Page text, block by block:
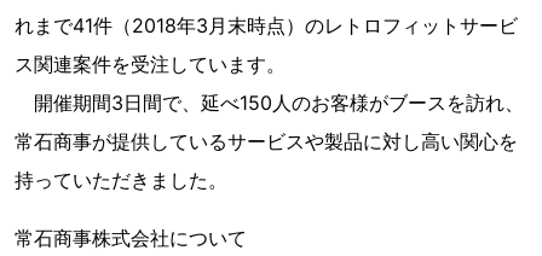
れまで41件（2018年3月末時点）のレトロフィットサービ
ス関連案件を受注しています。
開催期間3日間で、延べ150人のお客様がブースを訪れ、
常石商事が提供しているサービスや製品に対し高い関心を
持っていただきました。
常石商事株式会社について